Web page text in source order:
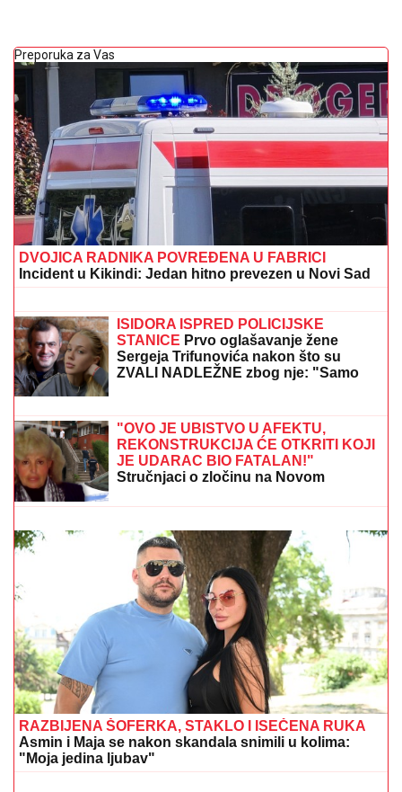
Preporuka za Vas
DVOJICA RADNIKA POVREĐENA U FABRICI
Incident u Kikindi: Jedan hitno prevezen u Novi Sad
10Otkrila pod kojim uslovima bi ušla,
cifra je ogromna: Spomenula i skandal
sa Dragojevićem
Sergeja Trifunovića nakon što su
ZVALI NADLEŽNE zbog nje: "Samo
zato sam došla"
NIŠTA OD FINALA!
Srbija dobila lekciju na
Evropskom prvenstvu! "Furija" furiozno do borbe za
zlato!
"OVO JE UBISTVO U AFEKTU,
REKONSTRUKCIJA ĆE OTKRITI KOJI
JE UDARAC BIO FATALAN!"
Stručnjaci o zločinu na Novom